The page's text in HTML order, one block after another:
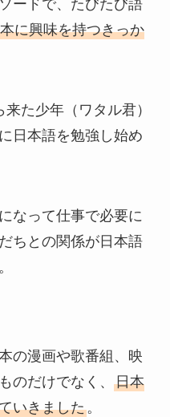
ードで、たびたび語
に興味を持つきっか
た少年（ワタル君）
日本語を勉強し始め
なって仕事で必要に
ちとの関係が日本語
の漫画や歌番組、映
のだけでなく、 日本
いきました。